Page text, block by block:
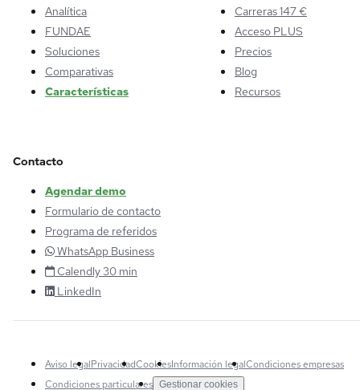
Analítica
FUNDAE
Soluciones
Comparativas
Características
Carreras 147 €
Acceso PLUS
Precios
Blog
Recursos
Contacto
Agendar demo
Formulario de contacto
Programa de referidos
WhatsApp Business
Calendly 30 min
LinkedIn
Aviso legalPrivacidadCookiesInformación legalCondiciones empresas
Condiciones particulares Gestionar cookies